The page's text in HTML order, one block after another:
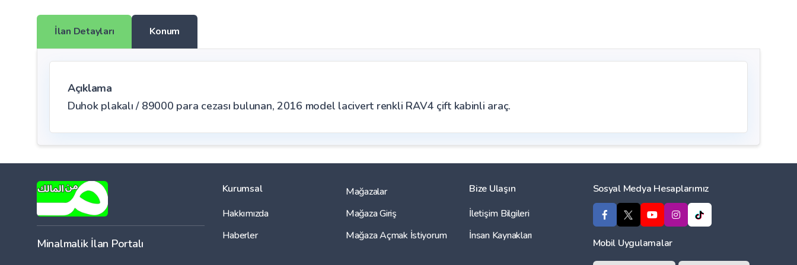
İlan Detayları Konum
Açıklama
Duhok plakalı / 89000 para cezası bulunan, 2016 model lacivert renkli RAV4 çift kabinli araç.
Minalmalik İlan Portalı
Kurumsal
Hakkımızda
Haberler
Mağazalar
Mağaza Giriş
Mağaza Açmak İstiyorum
Bize Ulaşın
İletişim Bilgileri
İnsan Kaynakları
Sosyal Medya Hesaplarımız
Mobil Uygulamalar